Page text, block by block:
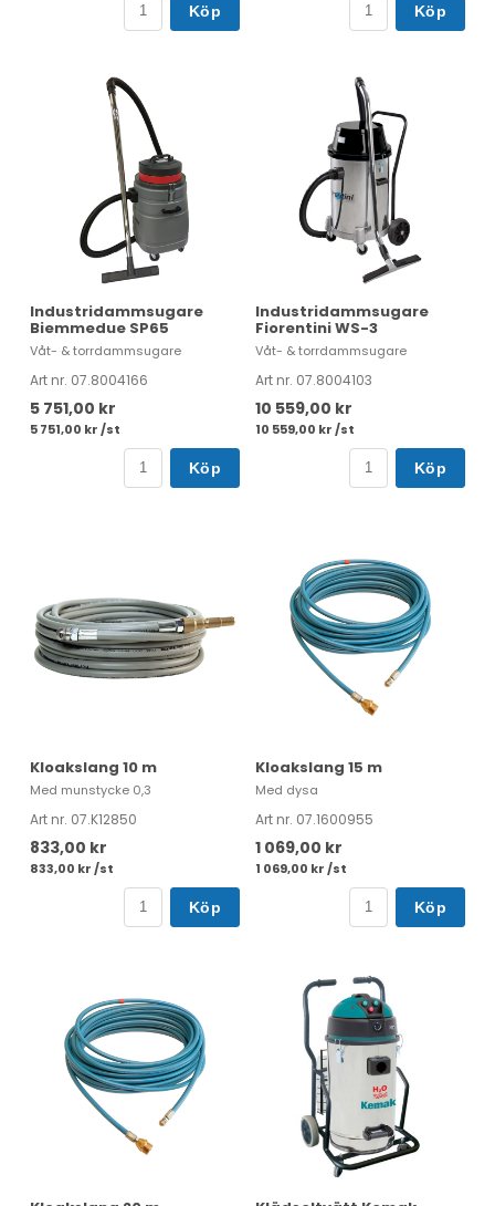
Köp Köp
Industridammsugare
Biemmedue SP65
Våt- & torrdammsugare
Art nr. 07.8004166
5 751,00 kr
5 751,00 kr /st
Köp
Industridammsugare
Fiorentini WS-3
Våt- & torrdammsugare
Art nr. 07.8004103
10 559,00 kr
10 559,00 kr /st
Köp
Kloakslang 10 m
Med munstycke 0,3
Art nr. 07.K12850
833,00 kr
833,00 kr /st
Köp
Kloakslang 15 m
Med dysa
Art nr. 07.1600955
1 069,00 kr
1 069,00 kr /st
Köp